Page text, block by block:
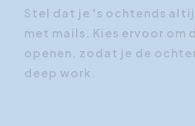
Stel dat je 's ochtends
met mails. Kies ervoor om
openen, zodat je de
deep work.